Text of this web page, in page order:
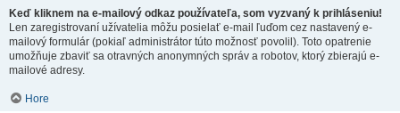
Keď kliknem na e-mailový odkaz používateľa, som vyzvaný k prihláseniu!
Len zaregistrovaní užívatelia môžu posielať e-mail ľuďom cez nastavený e-
mailový formulár (pokiaľ administrátor túto možnosť povolil). Toto opatrenie
umožňuje zbaviť sa otravných anonymných správ a robotov, ktorý zbierajú e-
mailové adresy.
Hore